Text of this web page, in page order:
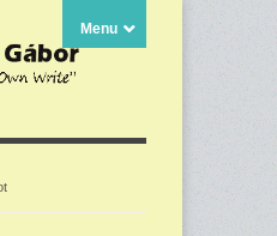
Menu